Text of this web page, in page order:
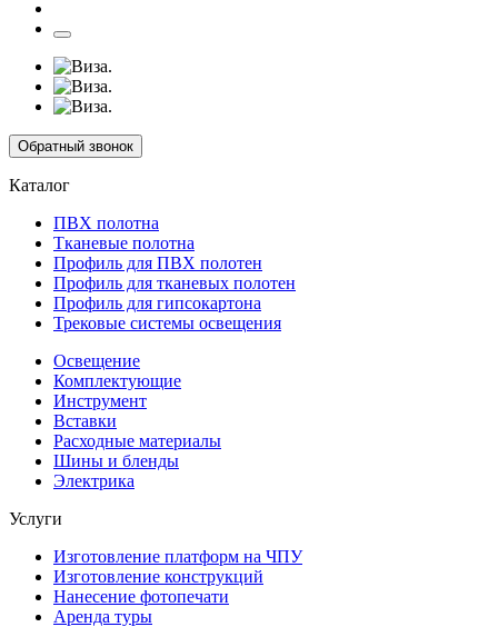
Обратный звонок
Каталог
ПВХ полотна
Тканевые полотна
Профиль для ПВХ полотен
Профиль для тканевых полотен
Профиль для гипсокартона
Трековые системы освещения
Освещение
Комплектующие
Инструмент
Вставки
Расходные материалы
Шины и бленды
Электрика
Услуги
Изготовление платформ на ЧПУ
Изготовление конструкций
Нанесение фотопечати
Аренда туры